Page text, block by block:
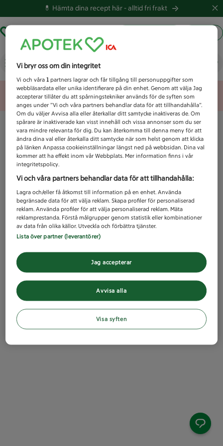
💊 Hämta dina recept här -alltid fri frakt
Vad letar du efter idag?
Unknown error
Vi bryr oss om din integritet
Vi och våra1 partners lagrar och får tillgång till personuppgifter som
webbläsardata eller unika identifierare på din enhet. Genom att välja Jag
accepterar tillåter du att spårningstekniker används för de syften som
anges under ”Vi och våra partners behandlar data för att tillhandahålla”.
Om du väljer Avvisa alla eller återkallar ditt samtycke inaktiveras de. Om
spårare är inaktiverade kan visst innehåll och vissa annonser som du ser
vara mindre relevanta för dig. Du kan återkomma till denna meny för att
ändra dina val eller återkalla ditt samtycke när som helst genom att klicka
på länken Anpassa cookieinställningar längst ned på webbsidan. Dina val
kommer att ha effekt inom vår Webbplats. Mer information finns i vår
integritetspolicy.
Vi och våra partners behandlar data för att tillhandahålla:
Lagra och/eller få åtkomst till information på en enhet. Använda
begränsade data för att välja reklam. Skapa profiler för personaliserad
reklam. Använda profiler för att välja personaliserad reklam. Mäta
reklamprestanda. Förstå målgrupper genom statistik eller kombinationer
av data från olika källor. Utveckla och förbättra tjänster.
Lista över partner (leverantörer)
Avvisa alla
Jag accepterar
Visa syften